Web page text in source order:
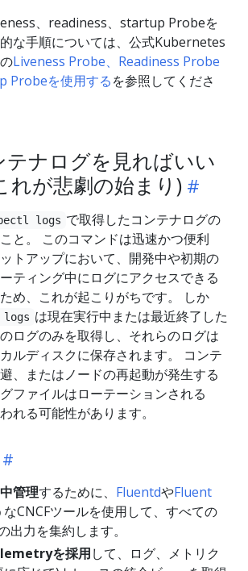
、readiness、startup Probeを
な手順については、公式Kubernetes
Liveness Probe、Readiness Probe
Probeを使用するを参照してくださ
テナログを見ればいい
れが悲劇の始まり)
logs で取得したコンテナログの
と。 このコマンドは迅速かつ便利
トアップにおいて、開発中や初期の
ティング中にログにアクセスできる
め、これが起こりがちです。 しか
logs は現在実行中または最近終了した
ログのみを取得し、それらのログは
ルディスクに保存されます。 コンテ
、またはノードの再起動が発生する
ファイルはローテーションされる
れる可能性があります。
管理するために、 FluentdやFluent
CNCFツールを使用して、すべての
出力を集約します。
を採用して、ログ、メトリク